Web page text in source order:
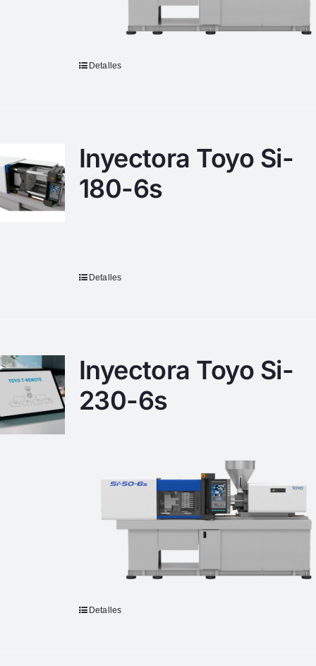
Detalles
Inyectora Toyo Si-
180-6s
Detalles
Inyectora Toyo Si-
230-6s
Detalles